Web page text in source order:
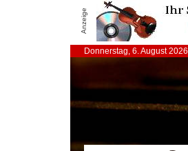
Anzeige
Donnerstag, 6. August 2026